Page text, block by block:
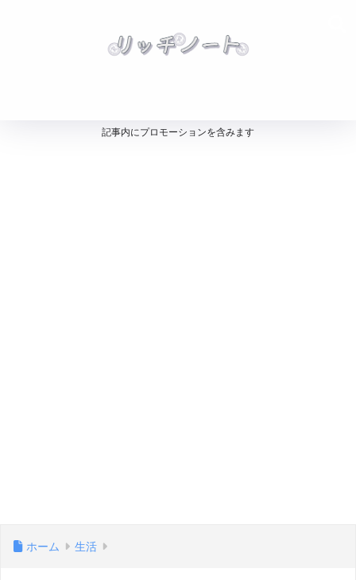
記事内にプロモーションを含みます
ホーム 生活